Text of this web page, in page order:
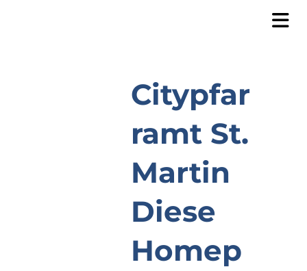
Citypfar
ramt St.
Martin
Diese
Homep